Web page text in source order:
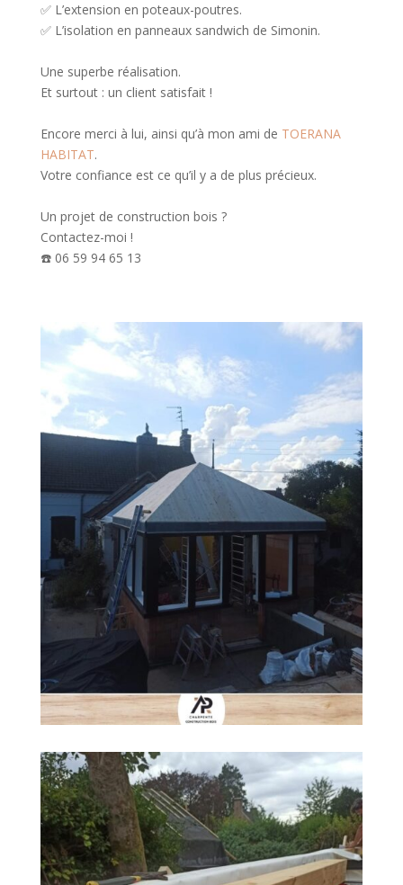
✅ L’extension en poteaux-poutres.
✅ L’isolation en panneaux sandwich de Simonin.
Une superbe réalisation.
Et surtout : un client satisfait !
Encore merci à lui, ainsi qu’à mon ami de TOERANA
HABITAT.
Votre confiance est ce qu’il y a de plus précieux.
Un projet de construction bois ?
Contactez-moi !
☎️ 06 59 94 65 13